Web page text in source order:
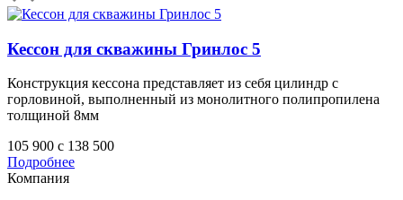
Кессон для скважины Гринлос 5
Конструкция кессона представляет из себя цилиндр с
горловиной, выполненный из монолитного полипропилена
толщиной 8мм
105 900 c 138 500
Подробнее
Компания